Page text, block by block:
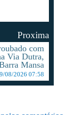
Proxima
com
Via Dutra,
Mansa
08/2026 07:58